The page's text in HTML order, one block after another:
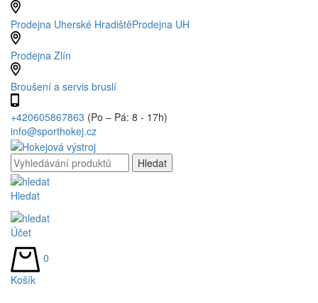
Prodejna Uherské HradištěProdejna UH
Prodejna Zlín
Broušení a servis bruslí
+420605867863 (Po – Pá: 8 - 17h)
info@sporthokej.cz
Hledat
Účet
0
Košík